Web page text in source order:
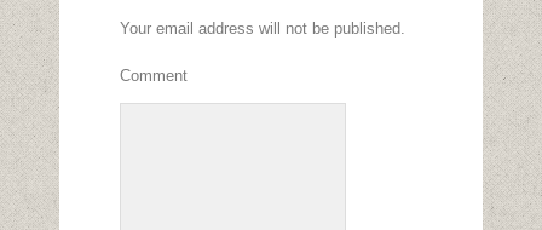
Your email address will not be published.
Comment